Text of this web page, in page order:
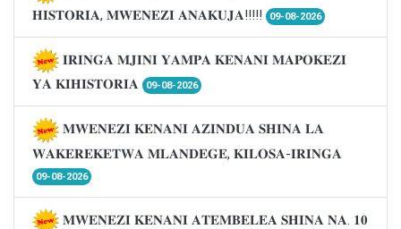
𝐇𝐈𝐒𝐓𝐎𝐑𝐈𝐀, 𝐌𝐖𝐄𝐍𝐄𝐙𝐈 𝐀𝐍𝐀𝐊𝐔𝐉𝐀!!!!!
09-08-2026
𝐈𝐑𝐈𝐍𝐆𝐀 𝐌𝐉𝐈𝐍𝐈 𝐘𝐀𝐌𝐏𝐀 𝐊𝐄𝐍𝐀𝐍𝐈 𝐌𝐀𝐏𝐎𝐊𝐄𝐙𝐈
𝐘𝐀 𝐊𝐈𝐇𝐈𝐒𝐓𝐎𝐑𝐈𝐀
09-08-2026
𝐌𝐖𝐄𝐍𝐄𝐙𝐈 𝐊𝐄𝐍𝐀𝐍𝐈 𝐀𝐙𝐈𝐍𝐃𝐔𝐀 𝐒𝐇𝐈𝐍𝐀 𝐋𝐀
𝐖𝐀𝐊𝐄𝐑𝐄𝐊𝐄𝐓𝐖𝐀 𝐌𝐋𝐀𝐍𝐃𝐄𝐆𝐄, 𝐊𝐈𝐋𝐎𝐒𝐀-𝐈𝐑𝐈𝐍𝐆𝐀
09-08-2026
𝐌𝐖𝐄𝐍𝐄𝐙𝐈 𝐊𝐄𝐍𝐀𝐍𝐈 𝐀𝐓𝐄𝐌𝐁𝐄𝐋𝐄𝐀 𝐒𝐇𝐈𝐍𝐀 𝐍𝐀. 𝟏𝟎